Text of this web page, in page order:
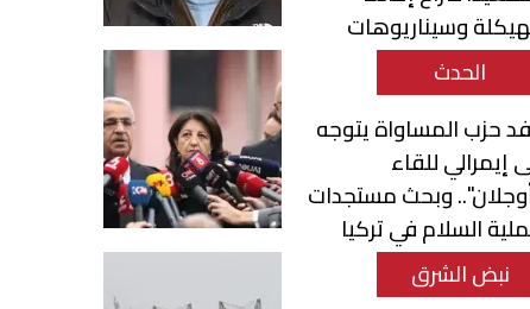
وسيناريوهات
الإقليمي
الحدث
حزب المساواة يتوجه
إيمرالي للقاء
وبحث مستجدات
السلام في تركيا
نبض الشرق